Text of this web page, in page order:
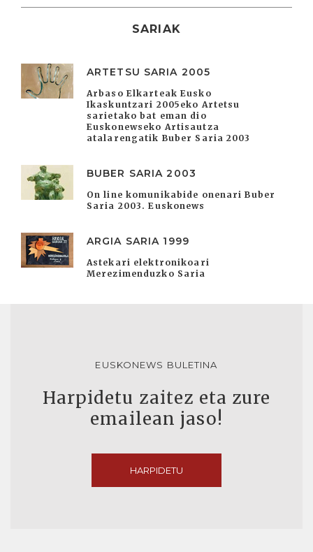
SARIAK
ARTETSU SARIA 2005
Arbaso Elkarteak Eusko
Ikaskuntzari 2005eko Artetsu
sarietako bat eman dio
Euskonewseko Artisautza
atalarengatik Buber Saria 2003
BUBER SARIA 2003
On line komunikabide onenari Buber
Saria 2003. Euskonews
ARGIA SARIA 1999
Astekari elektronikoari
Merezimenduzko Saria
EUSKONEWS BULETINA
Harpidetu zaitez eta zure
emailean jaso!
HARPIDETU